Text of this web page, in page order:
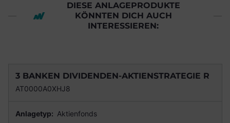
DIESE ANLAGEPRODUKTE
KÖNNTEN DICH AUCH
INTERESSIEREN:
3 BANKEN DIVIDENDEN-AKTIENSTRATEGIE R
AT0000A0XHJ8
Anlagetyp: Aktienfonds